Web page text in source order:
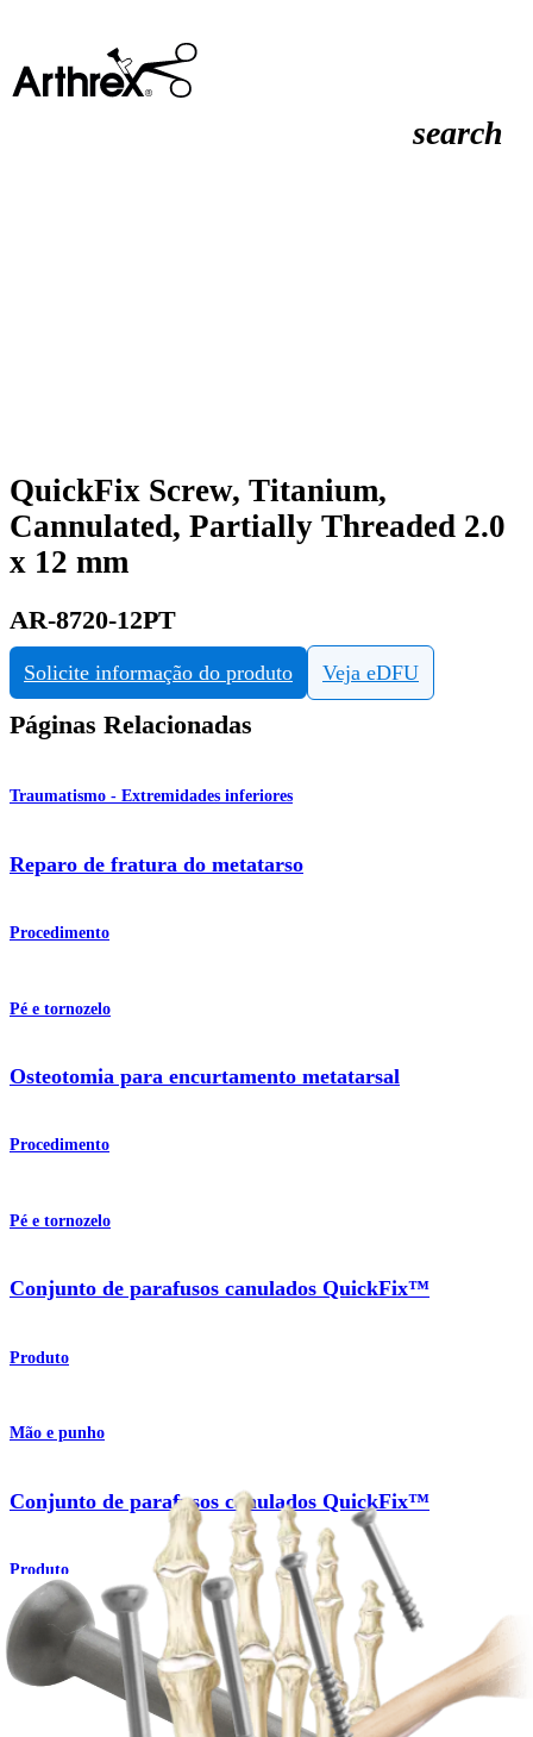
search
QuickFix Screw, Titanium,
Cannulated, Partially Threaded 2.0
x 12 mm
AR-8720-12PT
Solicite informação do produto Veja eDFU
Páginas Relacionadas
Traumatismo - Extremidades inferiores
Reparo de fratura do metatarso
Procedimento
Pé e tornozelo
Osteotomia para encurtamento metatarsal
Procedimento
Pé e tornozelo
Conjunto de parafusos canulados QuickFix™
Produto
Mão e punho
Conjunto de parafusos canulados QuickFix™
Produto
Como podemos ajudar?
Contacte um representante
Veja eventos, laboratórios e oportunidades educacionais
Inscreva-se para receber: O que há de novo na Arthrex?
Conecte-se conosco